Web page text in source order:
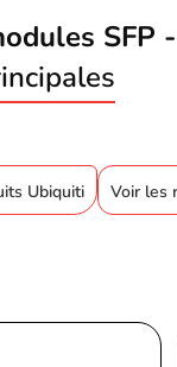
SFP
Ubiquiti Voir les